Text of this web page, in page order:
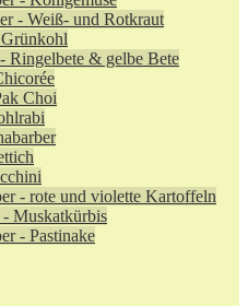
- Weiß- und Rotkraut
Ringelbete & gelbe Bete
Choi
- rote und violette Kartoffeln
Muskatkürbis
- Pastinake